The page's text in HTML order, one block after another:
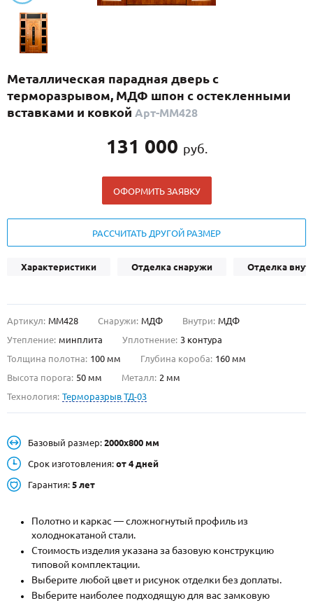
С реечным дизайном(29)
ПО НАЗНАЧЕНИЮ
О НАС
Металлические двери от производителя с доставкой и установкой в
НАЙТИ:
INFO@META-M.RU
ЗАПРОСИТЬ РАСЧЕТ
Каталог
Металлическая парадная дверь с
терморазрывом, МДФ шпон с остекленными
вставками и ковкой Арт-ММ428
131 000 руб.
ОФОРМИТЬ ЗАЯВКУ
РАССЧИТАТЬ ДРУГОЙ РАЗМЕР
Характеристики Отделка снаружи Отделка
Артикул: ММ428 Снаружи: МДФ Внутри: МДФ
Утепление: минплита Уплотнение: 3 контура
Толщина полотна: 100 мм Глубина короба: 160 мм
Высота порога: 50 мм Металл: 2 мм
Технология: Терморазрыв ТД-03
Базовый размер: 2000х800 мм
Срок изготовления: от 4 дней
Гарантия: 5 лет
Полотно и каркас — сложногнутый профиль из
холоднокатаной стали.
Стоимость изделия указана за базовую конструкцию
типовой комплектации.
Выберите любой цвет и рисунок отделки без доплаты.
Выберите наиболее подходящую для вас замковую